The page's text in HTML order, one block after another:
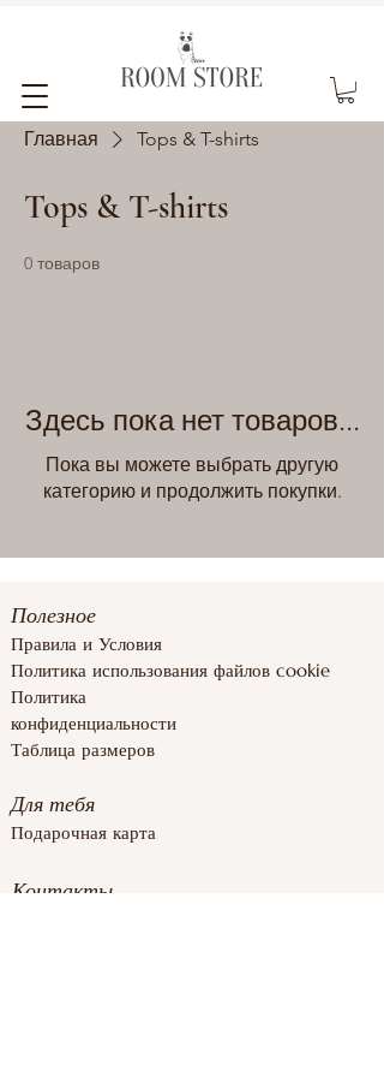
Главная Tops & T-shirts
Tops & T-shirts
0 товаров
Здесь пока нет товаров...
Пока вы можете выбрать другую
категорию и продолжить покупки.
Полезное
Правила и Условия
Политика использования файлов cookie
Политика
конфиденциальности
Таблица размеров
Для тебя
Подарочная карта
Контакты